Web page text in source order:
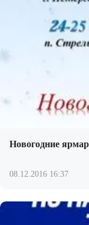
Новогодние
08.12.2016 16:37